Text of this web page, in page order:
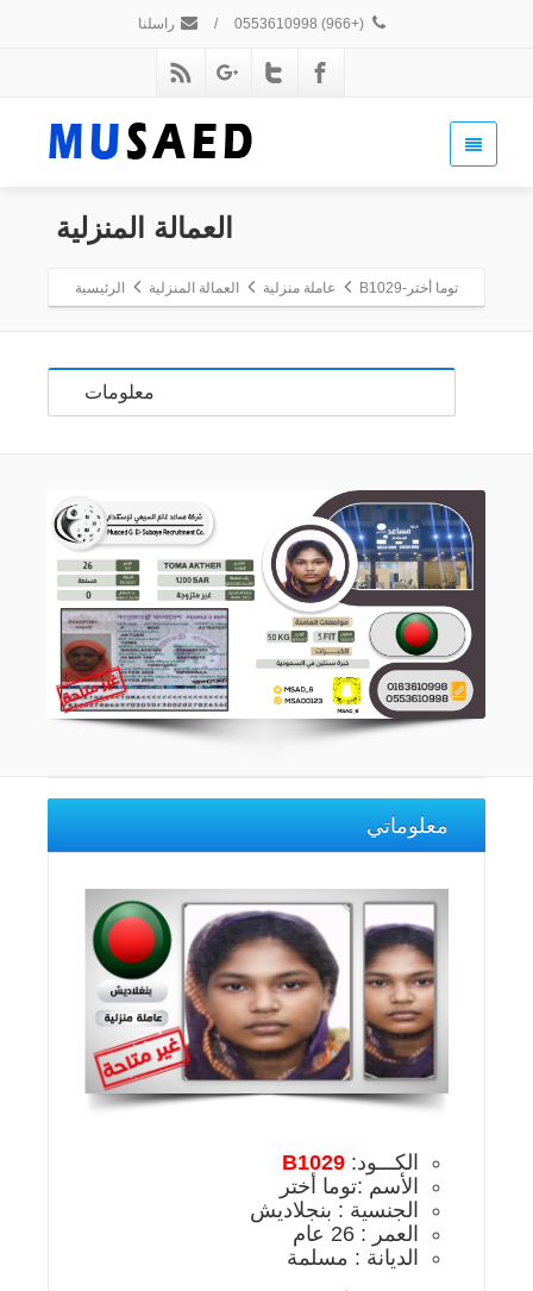
(+966) 0553610998
/ راسلنا
العمالة المنزلية
توما أختر-B1029 عاملة منزلية العمالة المنزلية الرئيسية
معلومات
معلوماتي
الكـــود: B1029
الأسم :توما أختر
الجنسية : بنجلاديش
العمر : 26 عام
الديانة : مسلمة